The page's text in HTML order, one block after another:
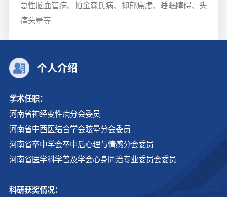
急性脑血管病、帕金森氏病、抑郁焦虑、睡眠障碍、头
痛头晕等
个人介绍
学术任职：
河南省神经变性病分会委员
河南省中西医结合学会眩晕分会委员
河南省卒中学会卒中后心理与情感分会委员
河南省医学科学普及学会心身同治专业委员会委员
科研获奖情况：